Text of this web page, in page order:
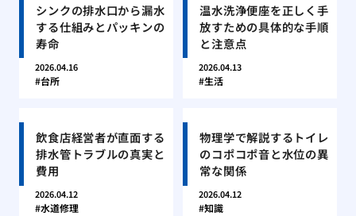
シンクの排水口から漏水
する仕組みとパッキンの
寿命
2026.04.16
台所
温水洗浄便座を正しく手
放すための具体的な手順
と注意点
2026.04.13
生活
飲食店経営者が直面する
排水管トラブルの真実と
費用
2026.04.12
水道修理
物理学で解説するトイレ
のコポコポ音と水位の異
常な関係
2026.04.12
知識